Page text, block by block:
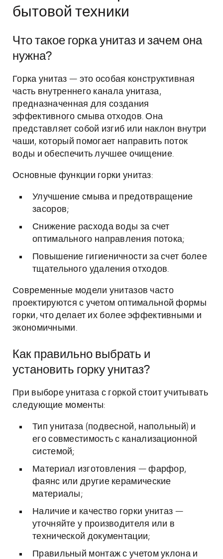
бытовой техники
Что такое горка унитаз и зачем она
нужна?
Горка унитаз — это особая конструктивная
часть внутреннего канала унитаза,
предназначенная для создания
эффективного смыва отходов. Она
представляет собой изгиб или наклон внутри
чаши, который помогает направить поток
воды и обеспечить лучшее очищение.
Основные функции горки унитаз:
Улучшение смыва и предотвращение
засоров;
Снижение расхода воды за счет
оптимального направления потока;
Повышение гигиеничности за счет более
тщательного удаления отходов.
Современные модели унитазов часто
проектируются с учетом оптимальной формы
горки, что делает их более эффективными и
экономичными.
Как правильно выбрать и
установить горку унитаз?
При выборе унитаза с горкой стоит учитывать
следующие моменты:
Тип унитаза (подвесной, напольный) и
его совместимость с канализационной
системой;
Материал изготовления — фарфор,
фаянс или другие керамические
материалы;
Наличие и качество горки унитаз —
уточняйте у производителя или в
технической документации;
Правильный монтаж с учетом уклона и